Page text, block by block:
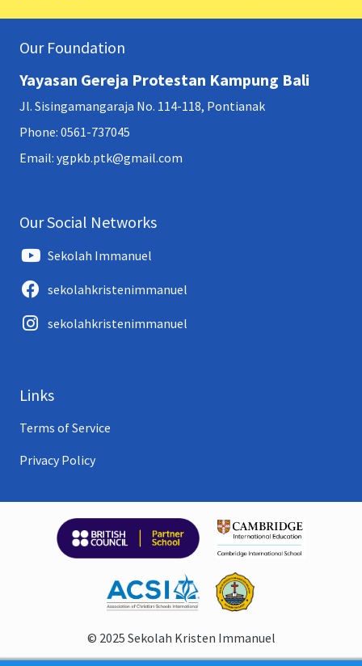
Our Foundation
Yayasan Gereja Protestan Kampung Bali
Jl. Sisingamangaraja No. 114-118, Pontianak
Phone: 0561-737045
Email: ygpkb.ptk@gmail.com
Our Social Networks
Sekolah Immanuel
sekolahkristenimmanuel
sekolahkristenimmanuel
Links
Terms of Service
Privacy Policy
© 2025 Sekolah Kristen Immanuel